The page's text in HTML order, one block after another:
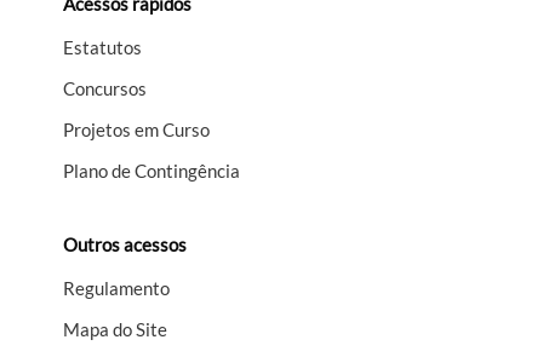
Estatutos
Concursos
Projetos em Curso
Plano de Contingência
Outros acessos
Regulamento
Mapa do Site